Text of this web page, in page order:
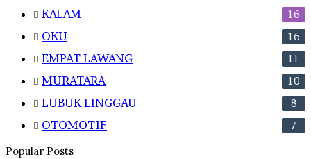
KALAM 16
OKU 16
EMPAT LAWANG 11
MURATARA 10
LUBUK LINGGAU 8
OTOMOTIF 7
Popular Posts